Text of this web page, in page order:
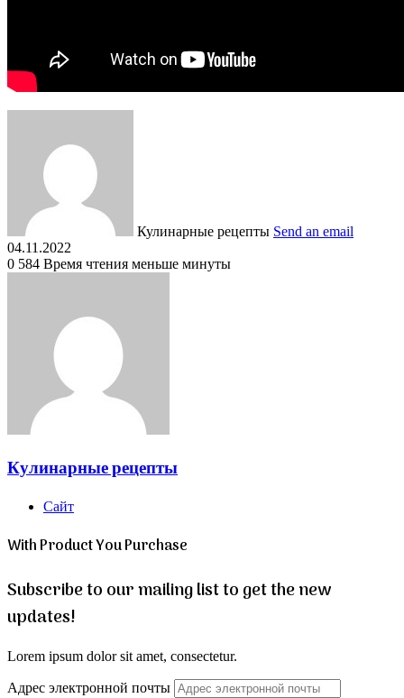
Кулинарные рецепты Send an email
04.11.2022
0 584 Время чтения меньше минуты
Кулинарные рецепты
Сайт
With Product You Purchase
Subscribe to our mailing list to get the new
updates!
Lorem ipsum dolor sit amet, consectetur.
Адрес электронной почты